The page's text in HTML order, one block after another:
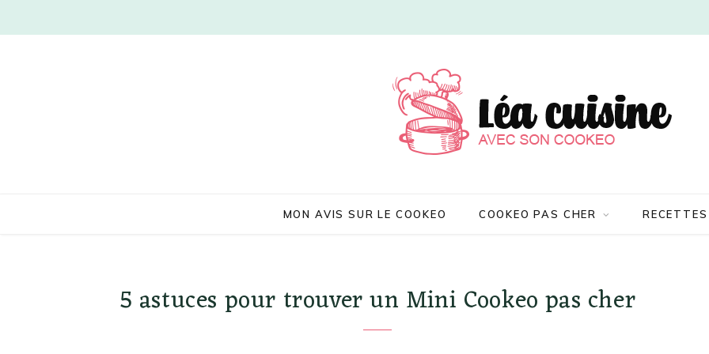
MON AVIS SUR LE COOKEO COOKEO PAS CHER RECETTES
5 astuces pour trouver un Mini Cookeo pas cher